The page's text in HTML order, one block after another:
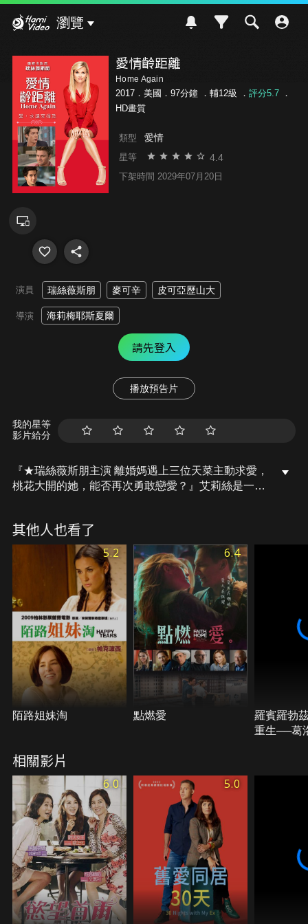
瀏覽
愛情齡距離
Home Again
2017．美國．97分鐘 ． 輔12級 ． 評分5.7．
HD畫質
類型 愛情
星等 4.4
下架時間 2029年07月20日
演員 瑞絲薇斯朋 麥可辛 皮可亞歷山大
導演 海莉梅耶斯夏爾
請先登入
播放預告片
我的星等
影片給分
『★瑞絲薇斯朋主演 離婚媽遇上三位天菜主動求愛，
桃花大開的她，能否再次勇敢戀愛？』艾莉絲是一位
上，認識三個年輕又極具魅力的天菜，他們都恰巧需
要暫時居住的地方，便讓三位萌男暫時住進她家…此
時，提著行李箱的前夫突然出現在她家門口，徹底顛
覆了她在洛杉磯的新生活…。
其他人也看了
5.2
陌路姐妹淘
6.4
點燃愛
羅賓羅勃
重生──葛
相關影片
6.0 5.0